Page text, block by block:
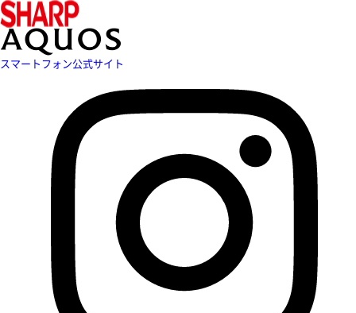
スマートフォン公式サイト